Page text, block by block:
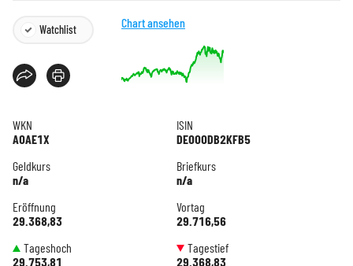
Watchlist Chart ansehen
WKN
A0AE1X
ISIN
DE000DB2KFB5
Geldkurs
n/a
Briefkurs
n/a
Eröffnung
29.368,83
Vortag
29.716,56
Tageshoch
29.753,81
Tagestief
29.368,83